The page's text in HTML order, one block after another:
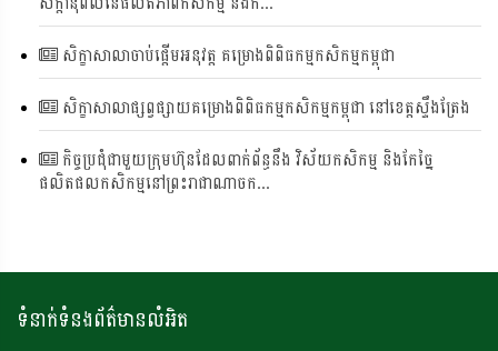
សិក្ខាសាលាចាប់ផ្តើមអនុវត្ត គម្រោងពិពិធកម្មកសិកម្មកម្ពុជា
សិក្ខាសាលាផ្សព្វផ្សាយគម្រោងពិពិធកម្មកសិកម្មកម្ពុជា នៅខេត្តស្ទឹងត្រែង
កិច្ចប្រជុំជាមួយក្រុមហ៊ុនដែលពាក់ព័ន្ធនឹង វិស័យកសិកម្ម និងកែច្នៃ
ផលិតផលកសិកម្មនៅព្រះរាជាណាចក...
ទំនាក់ទំនងព័ត៌មានលំអិត